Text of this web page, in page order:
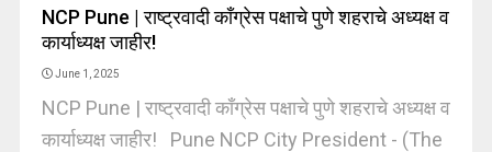
NCP Pune | राष्ट्रवादी काँग्रेस पक्षाचे पुणे शहराचे अध्यक्ष व
कार्याध्यक्ष जाहीर!
June 1, 2025
NCP Pune | राष्ट्रवादी काँग्रेस पक्षाचे पुणे शहराचे अध्यक्ष व
कार्याध्यक्ष जाहीर! Pune NCP City President - (The